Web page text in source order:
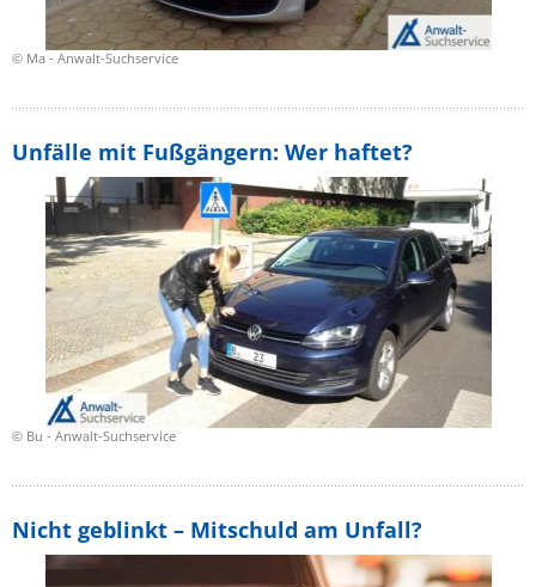
© Ma - Anwalt-Suchservice
© Bu - Anwalt-Suchservice
Unfälle mit Fußgängern: Wer haftet?
Nicht geblinkt – Mitschuld am Unfall?